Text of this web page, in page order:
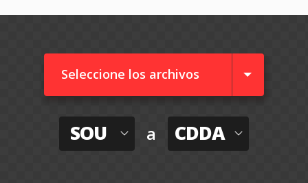
Seleccione los archivos
SOU a CDDA